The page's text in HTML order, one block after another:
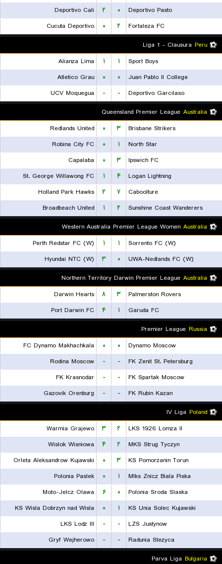
Deportivo Pasto ۰ ۲
Deportivo Cali
Fortaleza FC
۲ ۰
Cucuta Deportivo
Peru
Liga 1 - Clausura
Sport Boys
۱ ۱
Alianza Lima
Juan Pablo II College
۰ ۰
Atletico Grau
Deportivo Garcilaso
-
-
UCV Moquegua
Australia
Queensland Premier League
Brisbane Strikers
۳ ۰
Redlands United
North Star
۱ ۰
Robina City FC
Ipswich FC
۳ ۰
Capalaba
Logan Lightning
۴ ۱
St. George Willawong FC
Caboolture
۷ ۲
Holland Park Hawks
Sunshine Coast Wanderers
۲ ۱
Broadbeach United
Australia
Western Australia Premier League Women
Sorrento FC (W)
۱ ۱
Perth Redstar FC (W)
UWA-Nedlands FC (W)
۰ ۳
Hyundai NTC (W)
Australia
Northern Territory Darwin Premier League
Palmerston Rovers
۳ ۸
Darwin Hearts
Garuda FC
۱ ۴
Port Darwin FC
Russia
Premier League
Dynamo Moscow
۰ ۰
FC Dynamo Makhachkala
FK Zenit St. Petersburg
-
-
Rodina Moscow
FK Spartak Moscow
-
-
FK Krasnodar
FK Rubin Kazan
-
-
Gazovik Orenburg
Poland
IV Liga
LKS 1926 Lomza II
۲ ۳
Warmia Grajewo
MKS Strug Tyczyn
۲ ۴
Wislok Wisniowa
KS Pomorzanin Torun
۳ ۰
Orleta Aleksandrow Kujawski
Mlks Znicz Biala Piska
۱ ۰
Polonia Paslek
Polonia Sroda Slaska
۰ ۶
Moto-Jelcz Olawa
KS Unia Solec Kujawski
۱ ۰
KS Wisla Dobrzyn nad Wisla
LZS Justynow
-
-
LKS Lodz III
Radunia Stezyca
-
-
Gryf Wejherowo
Bulgaria
Parva Liga